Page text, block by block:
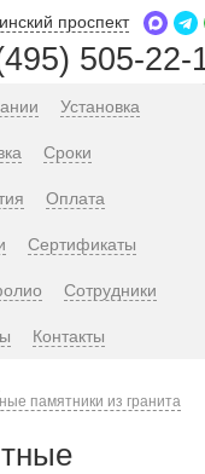
проспект
505-22-
Установка
Сроки
Оплата
Сертификаты
Сотрудники
Контакты
памятники из гранита